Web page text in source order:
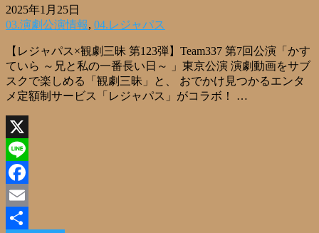
2025年1月25日
03.演劇公演情報, 04.レジャパス
【レジャパス×観劇三昧 第123弾】Team337 第7回公演「かす
ていら ～兄と私の一番長い日～ 」東京公演 演劇動画をサブ
スクで楽しめる「観劇三昧」と、 おでかけ見つかるエンタ
メ定額制サービス「レジャパス」がコラボ！ …
X
Line
Facebook
Email